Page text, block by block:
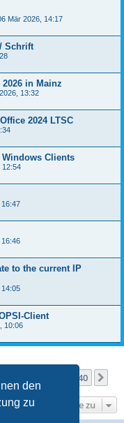
den
zu
Mär 2026, 14:17
Schrift
in Mainz
13:32
2024 LTSC
Clients
12:54
16:47
16:46
to the current IP
Client
10:06
40
Gehe zu